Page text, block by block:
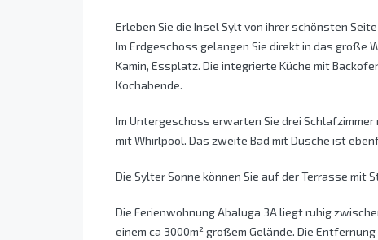
Erleben Sie die Insel Sylt von ihrer schönsten
Im Erdgeschoss gelangen Sie direkt in das große
Kamin, Essplatz. Die integrierte Küche mit
Kochabende.
Im Untergeschoss erwarten Sie drei
mit Whirlpool. Das zweite Bad mit Dusche ist
Die Sylter Sonne können Sie auf der Terrasse mit
Die Ferienwohnung Abaluga 3A liegt ruhig
einem ca 3000m² großem Gelände. Die